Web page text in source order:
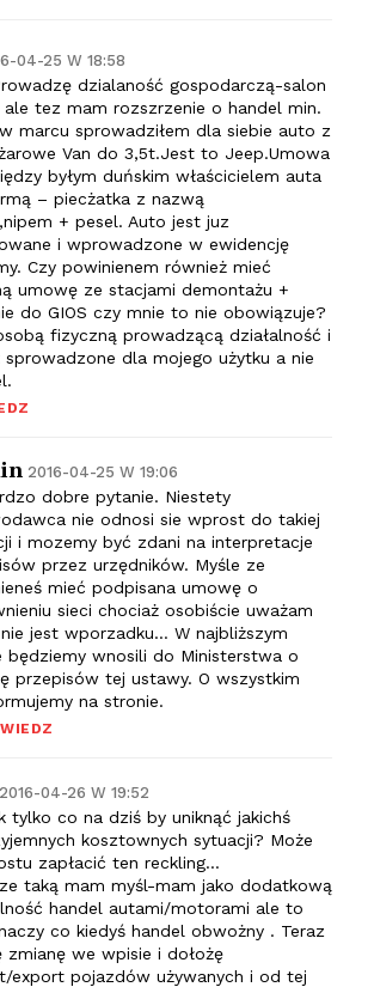
04-25 W 18:58
dzialaność gospodarczą-salon
ale tez mam rozszrzenie o handel min.
marcu sprowadziłem dla siebie auto z
Van do 3,5t.Jest to Jeep.Umowa
byłym duńskim właścicielem auta
– piecżatka z nazwą
+ pesel. Auto jest juz
i wprowadzone w ewidencję
Czy powinienem również mieć
umowę ze stacjami demontażu +
do GIOS czy mnie to nie obowiązuje?
fizyczną prowadzącą działalność i
dla mojego użytku a nie
2016-04-25 W 19:06
dobre pytanie. Niestety
nie odnosi sie wprost do takiej
i mozemy być zdani na interpretacje
przez urzędników. Myśle ze
mieć podpisana umowę o
sieci chociaż osobiście uważam
jest wporzadku… W najbliższym
będziemy wnosili do Ministerstwa o
przepisów tej ustawy. O wszystkim
na stronie.
2016-04-26 W 19:52
tylko co na dziś by uniknąć jakichś
kosztownych sytuacji? Może
zapłacić ten reckling…
taką mam myśl-mam jako dodatkową
handel autami/motorami ale to
co kiedyś handel obwożny . Teraz
zmianę we wpisie i dołożę
export pojazdów używanych i od tej